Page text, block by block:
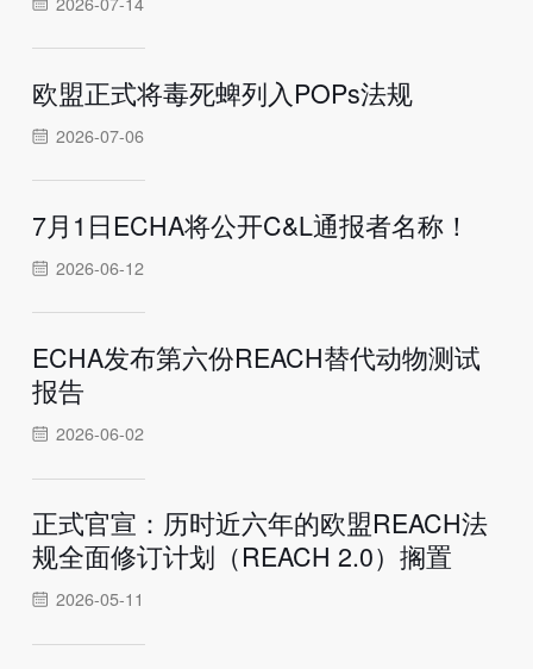
欧盟正式将毒死蜱列入POPs法规
2026-07-06
7月1日ECHA将公开C&L通报者名称！
2026-06-12
ECHA发布第六份REACH替代动物测试
报告
2026-06-02
正式官宣：历时近六年的欧盟REACH法
规全面修订计划（REACH 2.0）搁置
2026-05-11